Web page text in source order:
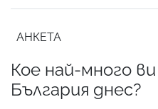
АНКЕТА
Кое най-много
България днес?